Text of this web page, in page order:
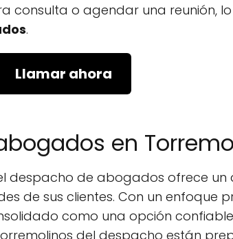
consulta o agendar una reunión,
.
Llamar ahora
en
despacho de abogados ofrece
de sus clientes. Con un enfoque
como una opción
del despacho están